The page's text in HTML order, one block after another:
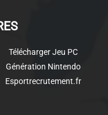
Télécharger Jeu PC
Génération Nintendo
Esportrecrutement.fr